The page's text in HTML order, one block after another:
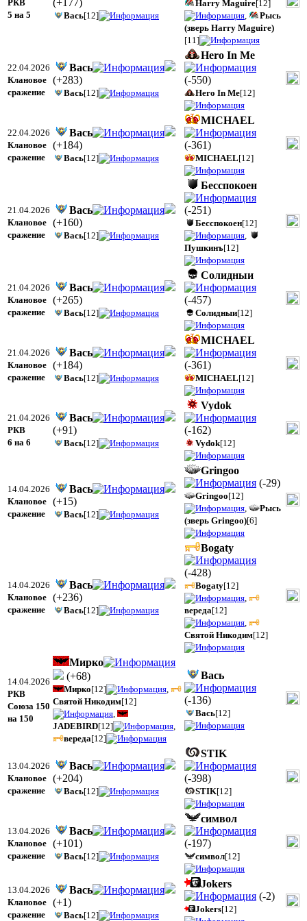
РКВ
5 на 5
Вась[12]
Harry Maguire[12]
Рысь
(зверь Harry Maguire)
[11]
22.04.2026
Клановое
сражение
Вась
(+283)
Вась[12]
Hero In Me
(-550)
Hero In Me[12]
22.04.2026
Клановое
сражение
Вась
(+184)
Вась[12]
MICHAEL
(-361)
MICHAEL[12]
21.04.2026
Клановое
сражение
Вась
(+160)
Вась[12]
Бесспокоен
(-251)
Бесспокоен[12]
Пушкинъ[12]
21.04.2026
Клановое
сражение
Вась
(+265)
Вась[12]
Солидныи
(-457)
Солидныи[12]
21.04.2026
Клановое
сражение
Вась
(+184)
Вась[12]
MICHAEL
(-361)
MICHAEL[12]
21.04.2026
РКВ
6 на 6
Вась
(+91)
Вась[12]
Vydok
(-162)
Vydok[12]
14.04.2026
Клановое
сражение
Вась
(+15)
Вась[12]
Gringoo
(-29)
Gringoo[12]
Рысь
(зверь Gringoo)[6]
14.04.2026
Клановое
сражение
Вась
(+236)
Вась[12]
Bogaty
(-428)
Bogaty[12]
вереда[12]
Святой Никодим[12]
14.04.2026
РКВ
Союза 150
на 150
Мирко
(+68)
Мирко[12]
Святой Никодим[12]
JADEBIRD[12]
вереда[12]
Вась
(-136)
Вась[12]
13.04.2026
Клановое
сражение
Вась
(+204)
Вась[12]
STIK
(-398)
STIK[12]
13.04.2026
Клановое
сражение
Вась
(+101)
Вась[12]
символ
(-197)
символ[12]
13.04.2026
Клановое
сражение
Вась
(+1)
Вась[12]
Jokers
(-2)
Jokers[12]